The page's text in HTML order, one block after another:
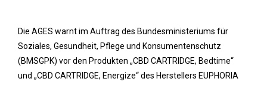
Die AGES warnt im Auftrag des Bundesministeriums für
Soziales, Gesundheit, Pflege und Konsumentenschutz
(BMSGPK) vor den Produkten „CBD CARTRIDGE, Bedtime“
und „CBD CARTRIDGE, Energize“ des Herstellers EUPHORIA